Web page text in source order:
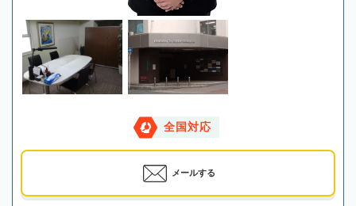
全国対応
メールする